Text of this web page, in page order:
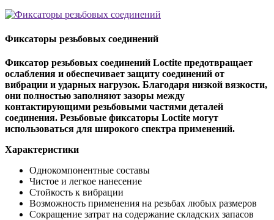
Фиксаторы резьбовых соединений
Фиксатор резьбовых соединений Loctite предотвращает
ослабления и обеспечивает защиту соединений от
вибрации и ударных нагрузок. Благодаря низкой вязкости,
они полностью заполняют зазоры между
контактирующими резьбовыми частями деталей
соединения. Резьбовые фиксаторы Loctite могут
использоваться для широкого спектра применений.
Характеристики
Однокомпонентные составы
Чистое и легкое нанесение
Стойкость к вибрации
Возможность применения на резьбах любых размеров
Сокращение затрат на содержание складских запасов